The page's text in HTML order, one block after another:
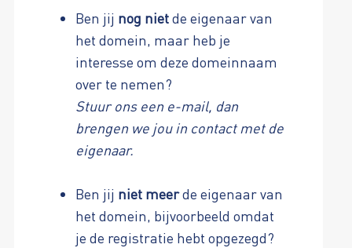
Ben jij nog nietde eigenaar van
het domein, maar heb je
interesse om deze domeinnaam
over te nemen?
Stuur ons een e-mail, dan
brengen we jou in contact met de
eigenaar.
Ben jij niet meerde eigenaar van
het domein, bijvoorbeeld omdat
je de registratie hebt opgezegd?